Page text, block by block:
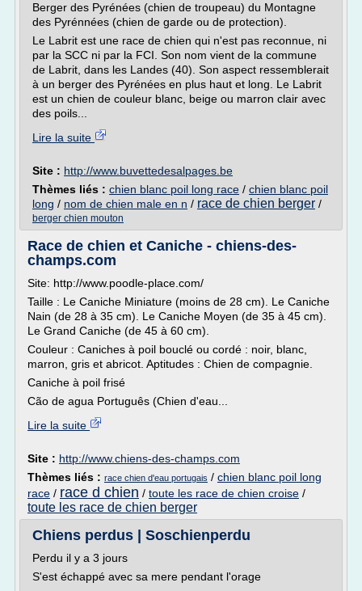
Berger des Pyrénées (chien de troupeau) du Montagne
des Pyrénnées (chien de garde ou de protection).
Le Labrit est une race de chien qui n'est pas reconnue, ni
par la SCC ni par la FCI. Son nom vient de la commune
de Labrit, dans les Landes (40). Son aspect ressemblerait
à un berger des Pyrénées en plus haut et long. Le Labrit
est un chien de couleur blanc, beige ou marron clair avec
des poils...
Lire la suite
Site : http://www.buvettedesalpages.be
Thèmes liés : chien blanc poil long race / chien blanc poil
long / nom de chien male en n / race de chien berger /
berger chien mouton
Race de chien et Caniche - chiens-des-
champs.com
Site: http://www.poodle-place.com/
Taille : Le Caniche Miniature (moins de 28 cm). Le Caniche
Nain (de 28 à 35 cm). Le Caniche Moyen (de 35 à 45 cm).
Le Grand Caniche (de 45 à 60 cm).
Couleur : Caniches à poil bouclé ou cordé : noir, blanc,
marron, gris et abricot. Aptitudes : Chien de compagnie.
Caniche à poil frisé
Cão de agua Português (Chien d'eau...
Lire la suite
Site : http://www.chiens-des-champs.com
Thèmes liés : race chien d'eau portugais / chien blanc poil long
race / race d chien / toute les race de chien croise /
toute les race de chien berger
Chiens perdus | Soschienperdu
Perdu il y a 3 jours
S'est échappé avec sa mere pendant l'orage